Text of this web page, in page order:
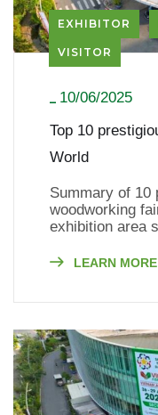
EXHIBITOR
VISITOR
_ 10/06/2025
Top 10
World
Summary of 10
woodworking
exhibition area
LEARN MORE